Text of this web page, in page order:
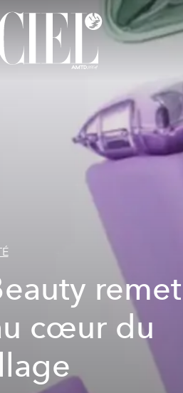
remet
cœur du